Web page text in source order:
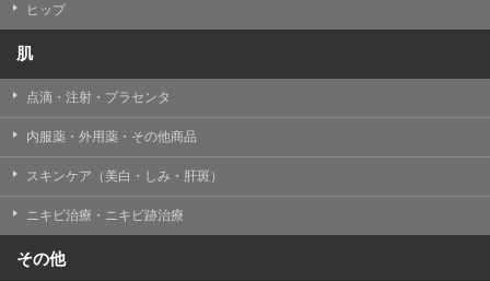
ヒップ
肌
点滴・注射・プラセンタ
内服薬・外用薬・その他商品
スキンケア（美白・しみ・肝斑）
ニキビ治療・ニキビ跡治療
その他